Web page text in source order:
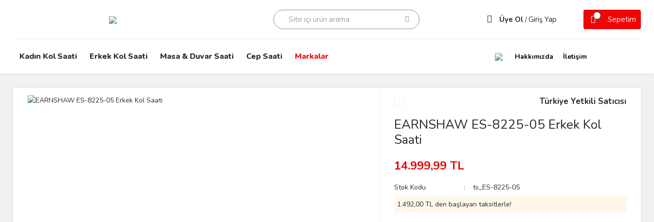
Üye Ol /Giriş Yap Sepetim
Kadın Kol Saati Erkek Kol Saati Masa & Duvar Saati Cep Saati Markalar Hakkımızda İletişim
Türkiye Yetkili Satıcısı
EARNSHAW ES-8225-05 Erkek Kol
Saati
14.999,99 TL
Stok Kodu
ts_ES-8225-05
1.492,00 TL den başlayan taksitlerle!